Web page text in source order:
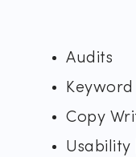
Audits
Copy